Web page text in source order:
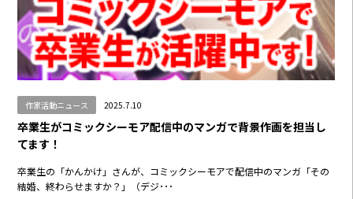
作家活動ニュース 2025.7.10
卒業生がコミックシーモア配信中のマンガで背景作画を担当し
てます！
卒業生の「かんかけ」さんが、コミックシーモアで配信中のマンガ「その
結婚、終わらせますか？」（デジ･･･